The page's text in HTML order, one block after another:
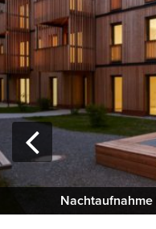
Nachtaufnahme